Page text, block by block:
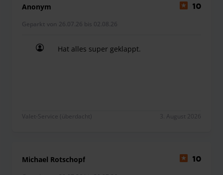
Anonym 10
Geparkt von 26.07.26 bis 02.08.26
Hat alles super geklappt.
Valet-Service (überdacht) 3. August 2026
Michael Rotschopf 10